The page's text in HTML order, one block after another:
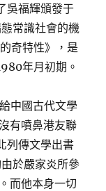
吳福輝頒發于
常識社會的機
奇特性》，是
年月初期。
中國古代文學
有噴鼻港友聯
列傳文學出書
於嚴家炎所參
而他本身一切